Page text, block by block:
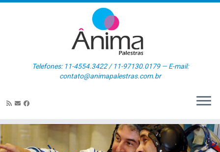
Skip
Telefones: 11-4554.3422 / 11-97130.0179 — E-mail:
contato@animapalestras.com.br